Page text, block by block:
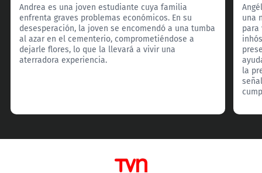
Andrea es una joven estudiante cuya familia
enfrenta graves problemas económicos. En su
desesperación, la joven se encomendó a una tumba
al azar en el cementerio, comprometiéndose a
dejarle flores, lo que la llevará a vivir una
aterradora experiencia.
una
la